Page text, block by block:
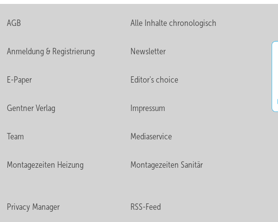
AGB Alle Inhalte chronologisch
Anmeldung & Registrierung Newsletter
E-Paper Editor's choice
Gentner Verlag Impressum
Team Mediaservice
Montagezeiten Heizung Montagezeiten Sanitär
Privacy Manager RSS-Feed